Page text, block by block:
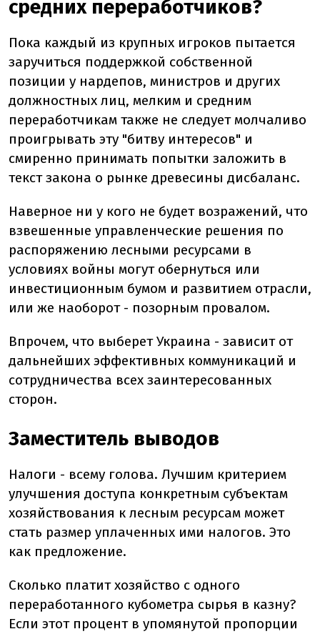
средних переработчиков?
Пока каждый из крупных игроков пытается
заручиться поддержкой собственной
позиции у нардепов, министров и других
должностных лиц, мелким и средним
переработчикам также не следует молчаливо
проигрывать эту "битву интересов" и
смиренно принимать попытки заложить в
текст закона о рынке древесины дисбаланс.
Наверное ни у кого не будет возражений, что
взвешенные управленческие решения по
распоряжению лесными ресурсами в
условиях войны могут обернуться или
инвестиционным бумом и развитием отрасли,
или же наоборот - позорным провалом.
Впрочем, что выберет Украина - зависит от
дальнейших эффективных коммуникаций и
сотрудничества всех заинтересованных
сторон.
Заместитель выводов
Налоги - всему голова. Лучшим критерием
улучшения доступа конкретным субъектам
хозяйствования к лесным ресурсам может
стать размер уплаченных ими налогов. Это
как предложение.
Сколько платит хозяйство с одного
переработанного кубометра сырья в казну?
Если этот процент в упомянутой пропорции